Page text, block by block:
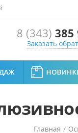
8 (343) 385
Заказать
Главная /